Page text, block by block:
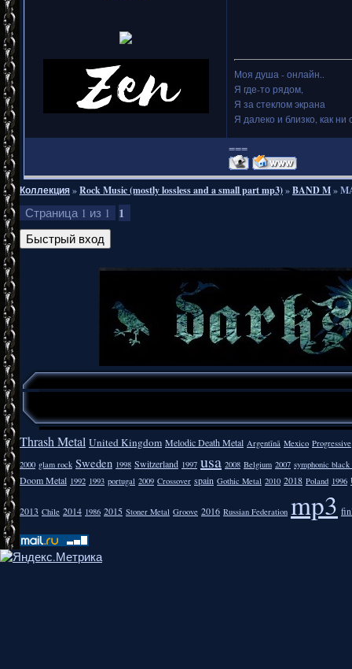
Моя душа - онлайн..
Я где-то рядом,
Я за стеклом экрана
Я далеко и близко, как ни
===
Коллекция»Rock Music (mostly lossless and a small part mp3)»BAND M»
Страница 1 из 1 1
Thrash Metal United Kingdom Melodic Death Metal Argentīnā Mexico Progressive
2000 glam rock Sweden 1998 Switzerland 1997 usa 2008 Belgium 2007 symphonic
Doom Metal 1992 1993 portugal 2009 Crossover spain Gothic Metal 2010 2018 Poland 1996
2013 Chile 2014 1986 2015 Stoner Metal Groove 2016 Russian Federation mp3